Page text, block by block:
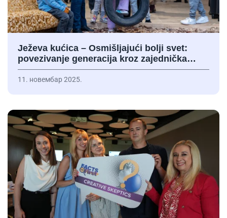
Ježeva kućica – Osmišljajući bolji svet:
povezivanje generacija kroz zajednička…
11. новембар 2025.